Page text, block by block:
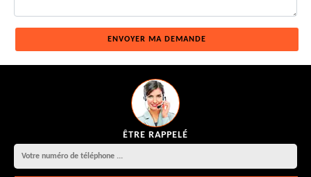
ÊTRE RAPPELÉ